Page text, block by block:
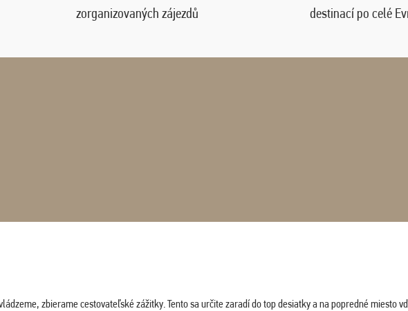
zorganizovaných zájezdů destinací po celé
zbierame cestovateľské zážitky. Tento sa určite zaradí do top desiatky a na popredné miesto